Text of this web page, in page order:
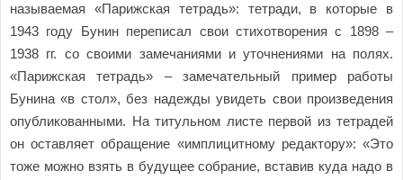
называемая «Парижская тетрадь»: тетради, в которые в
1943 году Бунин переписал свои стихотворения с 1898 –
1938 гг. со своими замечаниями и уточнениями на полях.
«Парижская тетрадь» – замечательный пример работы
Бунина «в стол», без надежды увидеть свои произведения
опубликованными. На титульном листе первой из тетрадей
он оставляет обращение «имплицитному редактору»: «Это
тоже можно взять в будущее собрание, вставив куда надо в